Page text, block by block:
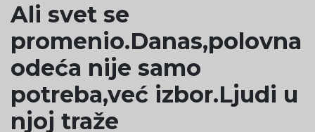
Ali svet se
promenio.Danas,polovna
odeća nije samo
potreba,već izbor.Ljudi u
njoj traže